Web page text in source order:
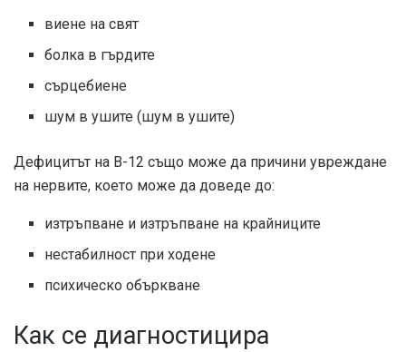
виене на свят
болка в гърдите
сърцебиене
шум в ушите (шум в ушите)
Дефицитът на В-12 също може да причини увреждане
на нервите, което може да доведе до:
изтръпване и изтръпване на крайниците
нестабилност при ходене
психическо объркване
Как се диагностицира